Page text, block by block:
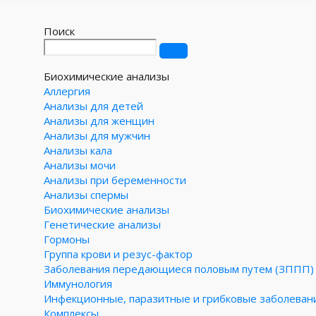
Поиск
Биохимические анализы
Аллергия
Анализы для детей
Анализы для женщин
Анализы для мужчин
Анализы кала
Анализы мочи
Анализы при беременности
Анализы спермы
Биохимические анализы
Генетические анализы
Гормоны
Группа крови и резус-фактор
Заболевания передающиеся половым путем (ЗППП)
Иммунология
Инфекционные, паразитные и грибковые
Комплексы